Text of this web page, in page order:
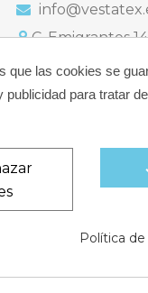
C. Emigrantes
Bulevard dels
España
condiciones | Política
que las cookies se
para tratar
Política